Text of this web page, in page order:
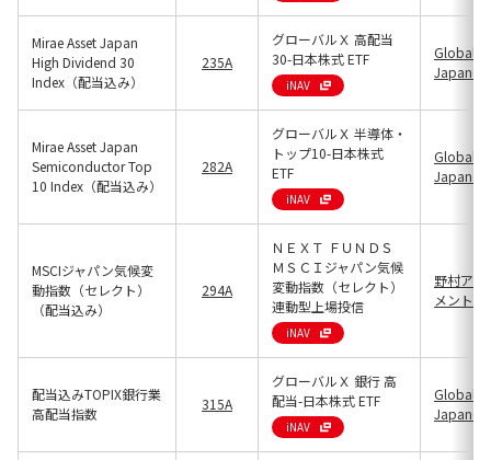
Mirae Asset Japan
High Dividend 30
Index（配当込み）
235A
グローバルＸ 高配当
30-日本株式 ETF
iNAV
Global X
Mirae Asset Japan
Semiconductor Top
10 Index（配当込み）
282A
グローバルＸ 半導体・
トップ10-日本株式
ETF
iNAV
Global X
MSCIジャパン気候変
動指数（セレクト）
（配当込み）
294A
ＮＥＸＴ ＦＵＮＤＳ
ＭＳＣＩジャパン気候
変動指数（セレクト）
連動型上場投信
iNAV
野村ア
メント
配当込みTOPIX銀行業
高配当指数
315A
グローバルＸ 銀行 高
配当-日本株式 ETF
iNAV
Global X